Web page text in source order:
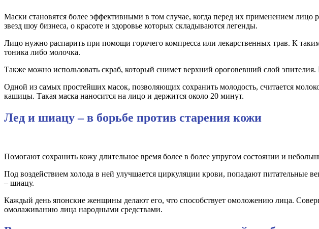
Маски становятся более эффективными в том случае, когда перед их применением
звезд шоу бизнеса, о красоте и здоровье которых складываются легенды.
Лицо нужно распарить при помощи горячего компресса или лекарственных трав. К
тоника либо молочка.
Также можно использовать скраб, который снимет верхний ороговевший слой
Одной из самых простейших масок, позволяющих сохранить молодость, считается
кашицы. Такая маска наносится на лицо и держится около 20 минут.
Лед и шиацу – в борьбе против старения кожи
Помогают сохранить кожу длительное время более в более упругом состоянии и
Под воздействием холода в ней улучшается циркуляции крови, попадают
– шиацу.
Каждый день японские женщины делают его, что способствует омоложению лица.
омолаживанию лица народными средствами.